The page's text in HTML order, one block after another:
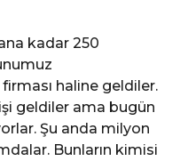
kadar 250
haline geldiler.
geldiler ama bugün
Şu anda milyon
Bunların kimisi